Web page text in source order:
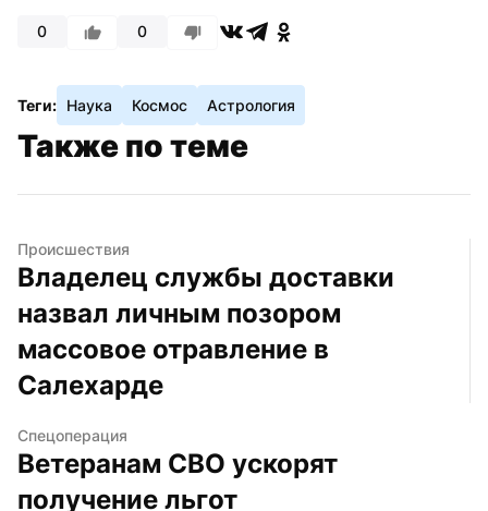
0 0
Теги: Наука Космос Астрология
Также по теме
Происшествия
Владелец службы доставки
назвал личным позором
массовое отравление в
Салехарде
Спецоперация
Ветеранам СВО ускорят
получение льгот